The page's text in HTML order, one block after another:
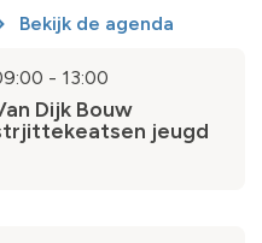
Bekijk de agenda
- 13:00
Dijk Bouw
jeugd